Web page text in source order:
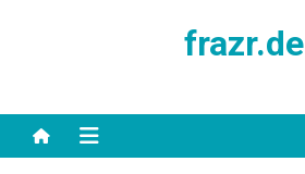
frazr.de